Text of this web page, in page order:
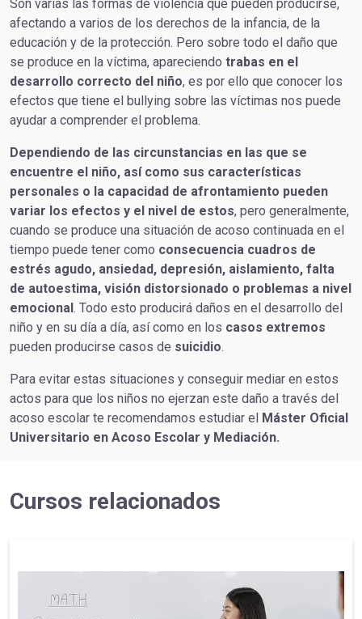
Son varias las formas de violencia que pueden producirse,
afectando a varios de los derechos de la infancia, de la
educación y de la protección. Pero sobre todo el daño que
se produce en la víctima, apareciendo trabas en el
desarrollo correcto del niño, es por ello que conocer los
efectos que tiene el bullying sobre las víctimas nos puede
ayudar a comprender el problema.
Dependiendo de las circunstancias en las que se
encuentre el niño, así como sus características
personales o la capacidad de afrontamiento pueden
variar los efectos y el nivel de estos, pero generalmente,
cuando se produce una situación de acoso continuada en el
tiempo puede tener como consecuencia cuadros de
estrés agudo, ansiedad, depresión, aislamiento, falta
de autoestima, visión distorsionado o problemas a nivel
emocional. Todo esto producirá daños en el desarrollo del
niño y en su día a día, así como en los casos extremos
pueden producirse casos de suicidio.
Para evitar estas situaciones y conseguir mediar en estos
actos para que los niños no ejerzan este daño a través del
acoso escolar te recomendamos estudiar el Máster Oficial
Universitario en Acoso Escolar y Mediación.
Cursos relacionados